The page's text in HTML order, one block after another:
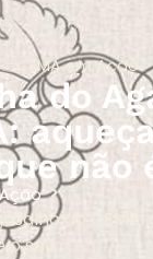
CEMA em Ação
do
não
do CEMA:
seu